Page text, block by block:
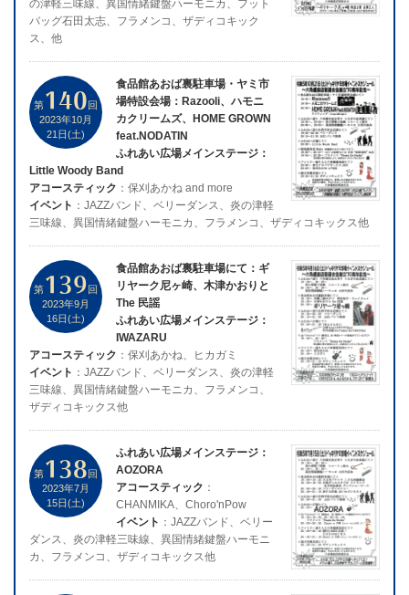
の津軽三味線、異国情緒鍵盤ハーモニカ、フット
バッグ石田太志、フラメンコ、ザディコキック
ス、他
第140回
2023年10月
21日(土)
食品館あおば裏駐車場・ヤミ市
場特設会場：Razooli、ハモニ
カクリームズ、HOME GROWN
feat.NODATIN
ふれあい広場メインステージ：
Little Woody Band
アコースティック ：保刈あかね and more
イベント ：JAZZバンド、ベリーダンス、炎の津軽
三味線、異国情緒鍵盤ハーモニカ、フラメンコ、ザディコキックス他
第139回
2023年9月
16日(土)
食品館あおば裏駐車場にて：ギ
リヤーク尼ヶ崎、木津かおりと
The 民謡
ふれあい広場メインステージ：
IWAZARU
アコースティック ：保刈あかね、ヒカガミ
イベント ：JAZZバンド、ベリーダンス、炎の津軽
三味線、異国情緒鍵盤ハーモニカ、フラメンコ、
ザディコキックス他
第138回
2023年7月
15日(土)
ふれあい広場メインステージ：
AOZORA
アコースティック ：
CHANMIKA、Choro'nPow
イベント ：JAZZバンド、ベリー
ダンス、炎の津軽三味線、異国情緒鍵盤ハーモニ
カ、フラメンコ、ザディコキックス他